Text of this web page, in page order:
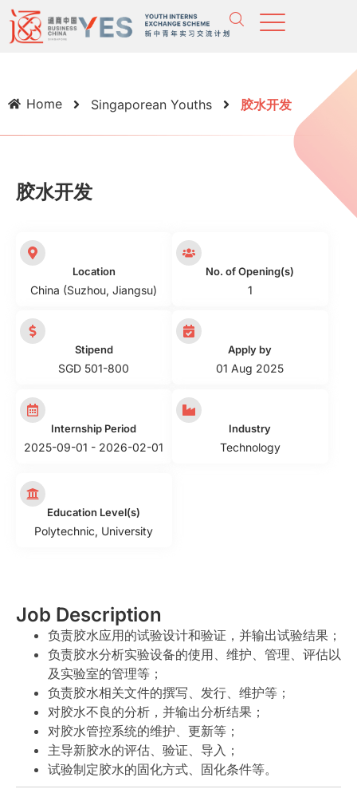
Home Singaporean Youths 胶水开发
胶水开发
Location
China (Suzhou, Jiangsu)
No. of Opening(s)
1
Stipend
SGD 501-800
Apply by
01 Aug 2025
Internship Period
2025-09-01 - 2026-02-01
Industry
Technology
Education Level(s)
Polytechnic, University
Job Description
负责胶水应用的试验设计和验证，并输出试验结果；
负责胶水分析实验设备的使用、维护、管理、评估以
及实验室的管理等；
负责胶水相关文件的撰写、发行、维护等；
对胶水不良的分析，并输出分析结果；
对胶水管控系统的维护、更新等；
主导新胶水的评估、验证、导入；
试验制定胶水的固化方式、固化条件等。